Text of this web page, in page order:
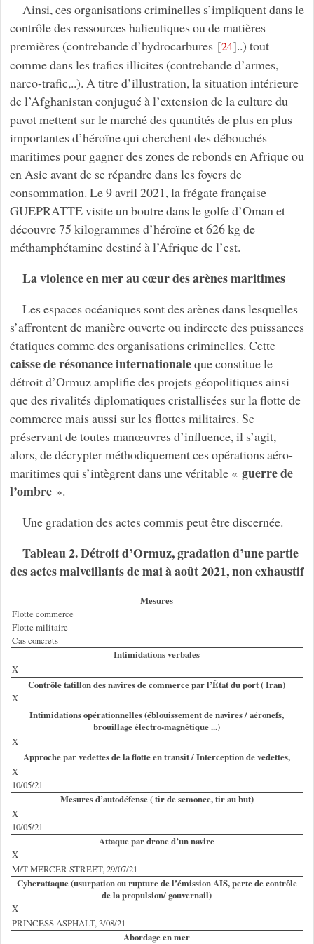
Ainsi, ces organisations criminelles s’impliquent dans le
contrôle des ressources halieutiques ou de matières
premières (contrebande d’hydrocarbures [24]..) tout
comme dans les trafics illicites (contrebande d’armes,
narco-trafic,..). A titre d’illustration, la situation intérieure
de l’Afghanistan conjugué à l’extension de la culture du
pavot mettent sur le marché des quantités de plus en plus
importantes d’héroïne qui cherchent des débouchés
maritimes pour gagner des zones de rebonds en Afrique ou
en Asie avant de se répandre dans les foyers de
consommation. Le 9 avril 2021, la frégate française
GUEPRATTE visite un boutre dans le golfe d’Oman et
découvre 75 kilogrammes d’héroïne et 626 kg de
méthamphétamine destiné à l’Afrique de l’est.
La violence en mer au cœur des arènes maritimes
Les espaces océaniques sont des arènes dans lesquelles
s’affrontent de manière ouverte ou indirecte des puissances
étatiques comme des organisations criminelles. Cette
caisse de résonance internationaleque constitue le
détroit d’Ormuz amplifie des projets géopolitiques ainsi
que des rivalités diplomatiques cristallisées sur la flotte de
commerce mais aussi sur les flottes militaires. Se
préservant de toutes manœuvres d’influence, il s’agit,
alors, de décrypter méthodiquement ces opérations aéro-
maritimes qui s’intègrent dans une véritable « guerre de
l’ombre».
Une gradation des actes commis peut être discernée.
Tableau 2. Détroit d’Ormuz, gradation d’une partie
des actes malveillants de mai à août 2021, non exhaustif
Mesures
Flotte commerce
Flotte militaire
Cas concrets
Intimidations verbales
X
Contrôle tatillon des navires de commerce par l’État du port ( Iran)
X
Intimidations opérationnelles (éblouissement de navires / aéronefs,
brouillage électro-magnétique ...)
X
Approche par vedettes de la flotte en transit / Interception de vedettes,
X
10/05/21
Mesures d’autodéfense ( tir de semonce, tir au but)
X
10/05/21
Attaque par drone d’un navire
X
M/T MERCER STREET, 29/07/21
Cyberattaque (usurpation ou rupture de l’émission AIS, perte de contrôle
de la propulsion/ gouvernail)
X
PRINCESS ASPHALT, 3/08/21
Abordage en mer